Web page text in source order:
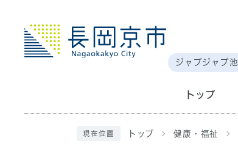
ジャブジャブ池
トップ
現在位置 トップ 健康・福祉